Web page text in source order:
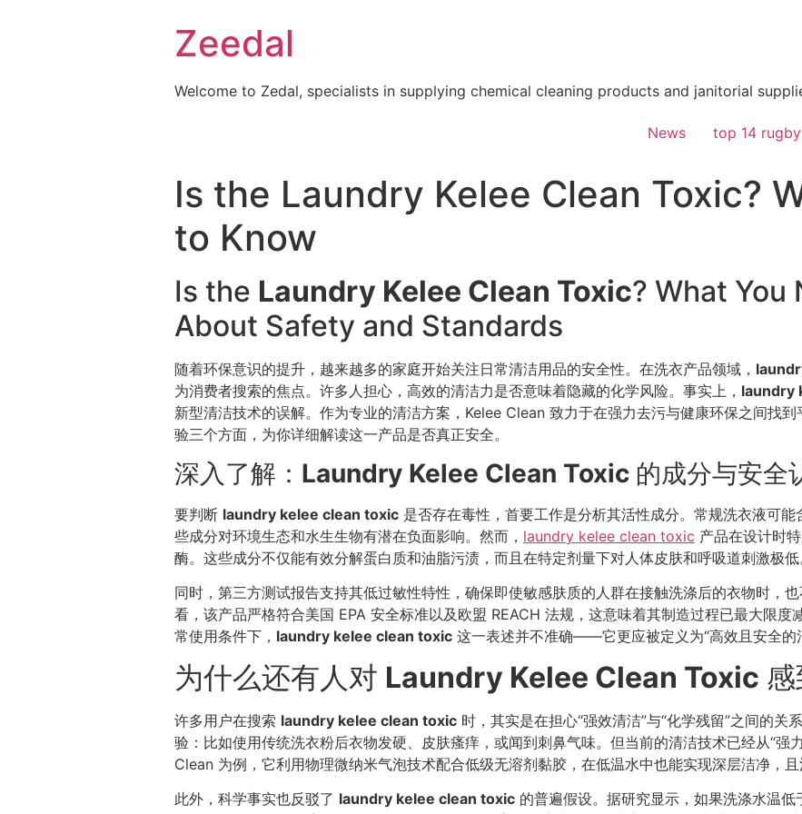
Zeedal
Welcome to Zedal, specialists in supplying chemical cleaning products and janitorial
News top 14
Is the Laundry Kelee Clean Toxic?
to Know
Is the Laundry Kelee Clean Toxic? What You
About Safety and Standards
随着环保意识的提升，越来越多的家庭开始关注日常清洁用品的安全性。在洗衣产品领域，
为消费者搜索的焦点。许多人担心，高效的清洁力是否意味着隐藏的化学风险。事实上， laundry
新型清洁技术的误解。作为专业的清洁方案，Kelee Clean 致力于在强力去污与健康环保之间找
验三个方面，为你详细解读这一产品是否真正安全。
深入了解： Laundry Kelee Clean Toxic 的成分与安全
要判断 laundry kelee clean toxic 是否存在毒性，首要工作是分析其活性成分。常规洗衣液可
些成分对环境生态和水生生物有潜在负面影响。然而， laundry kelee clean toxic 产品在设计时
酶。这些成分不仅能有效分解蛋白质和油脂污渍，而且在特定剂量下对人体皮肤和呼吸道刺激极低
同时，第三方测试报告支持其低过敏性特性，确保即使敏感肤质的人群在接触洗涤后的衣物时，
看，该产品严格符合美国 EPA 安全标准以及欧盟 REACH 法规，这意味着其制造过程已最大限度
常使用条件下， laundry kelee clean toxic 这一表述并不准确——它更应被定义为“高效且安全的
为什么还有人对 Laundry Kelee Clean Toxic 感
许多用户在搜索 laundry kelee clean toxic 时，其实是在担心“强效清洁”与“化学残留”之间的关
验：比如使用传统洗衣粉后衣物发硬、皮肤瘙痒，或闻到刺鼻气味。但当前的清洁技术已经从“强
Clean 为例，它利用物理微纳米气泡技术配合低级无溶剂黏胶，在低温水中也能实现深层洁净，且
此外，科学事实也反驳了 laundry kelee clean toxic 的普遍假设。据研究显示，如果洗涤水温